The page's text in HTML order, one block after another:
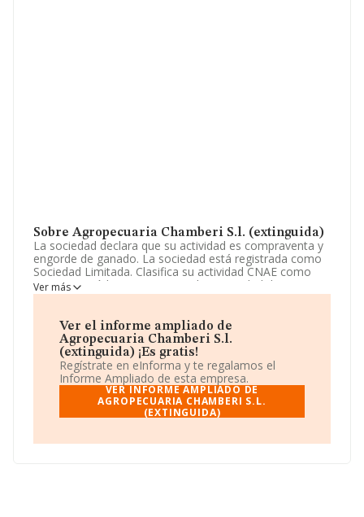
Sobre Agropecuaria Chamberi S.l. (extinguida)
La sociedad declara que su actividad es compraventa y
engorde de ganado. La sociedad está registrada como
Sociedad Limitada. Clasifica su actividad CNAE como
'%cnae%', código 0148. No realiza actividad de
importación y/o exportación.
Ha contado con el mismo número de empleados y
teniendo en cuenta la información a disposición de
INFORMA, ha contado con un número de empleados
inferior a la media de sector.
La empresa españolaAgropecuaria Chamberi S.L.
(extinguida), con CIF B37379203, se encuentra en
Calle Bernardo Dorado núm. 2, (37008), en el municipio
Ver más
Ver el informe ampliado de
Agropecuaria Chamberi S.l.
(extinguida) ¡Es gratis!
Regístrate en eInforma y te regalamos el
Informe Ampliado de esta empresa.
VER INFORME AMPLIADO DE
AGROPECUARIA CHAMBERI S.L.
(EXTINGUIDA)